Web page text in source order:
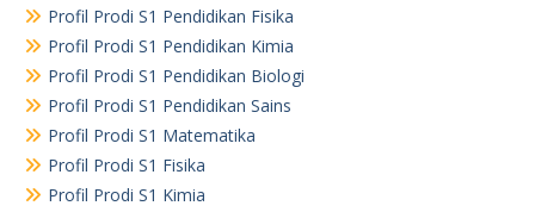
Profil Prodi S1 Pendidikan Fisika
Profil Prodi S1 Pendidikan Kimia
Profil Prodi S1 Pendidikan Biologi
Profil Prodi S1 Pendidikan Sains
Profil Prodi S1 Matematika
Profil Prodi S1 Fisika
Profil Prodi S1 Kimia